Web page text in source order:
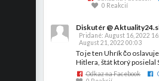
0 Reakcií
Diskutér @
Pridané:August 16, 2022
August 21, 2022 00:03
To je ten Uhrík čo
Hitlera, štát ktorý posielal
Odkaz na Facebook